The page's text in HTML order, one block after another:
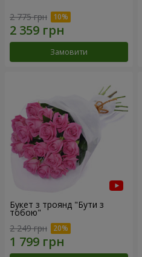
2 775 грн
Замовити
Букет з троянд "Бути з
тобою"
2 249 грн